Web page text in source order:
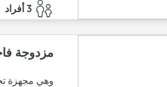
مزدوجة
وهي مجهزة